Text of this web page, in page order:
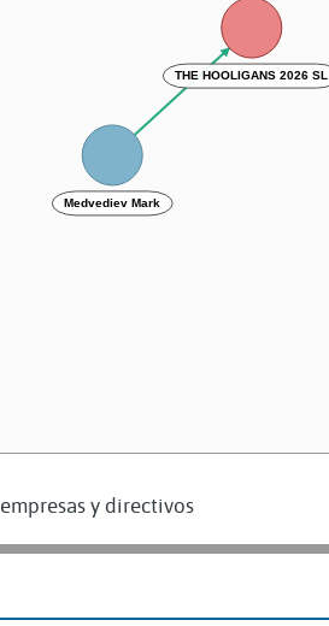
THE HOOLIGANS 2026 SL
Medvediev Mark
y directivos